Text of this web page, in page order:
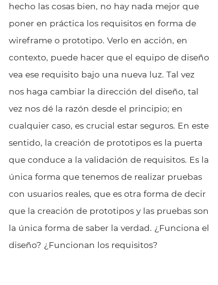
hecho las cosas bien, no hay nada mejor que
poner en práctica los requisitos en forma de
wireframe o prototipo. Verlo en acción, en
contexto, puede hacer que el equipo de diseño
vea ese requisito bajo una nueva luz. Tal vez
nos haga cambiar la dirección del diseño, tal
vez nos dé la razón desde el principio; en
cualquier caso, es crucial estar seguros. En este
sentido, la creación de prototipos es la puerta
que conduce a la validación de requisitos. Es la
única forma que tenemos de realizar pruebas
con usuarios reales, que es otra forma de decir
que la creación de prototipos y las pruebas son
la única forma de saber la verdad. ¿Funciona el
diseño? ¿Funcionan los requisitos?